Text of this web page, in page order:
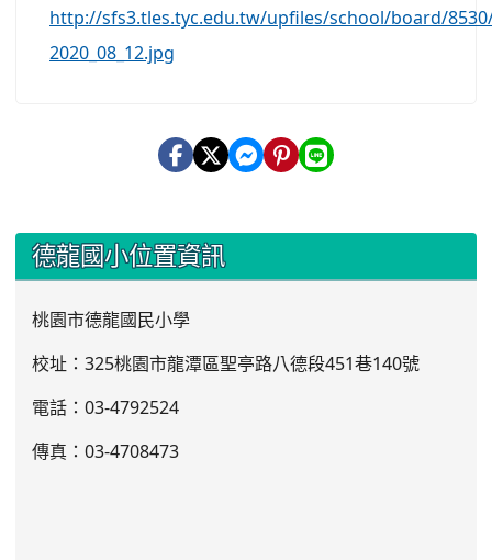
http://sfs3.tles.tyc.edu.tw/upfiles/school/board/8530/
2020_08_12.jpg
::: 德龍國小位置資訊
桃園市德龍國民小學
校址：325桃園市龍潭區聖亭路八德段451巷140號
電話：03-4792524
傳真：03-4708473